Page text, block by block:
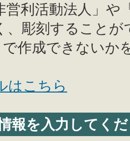
営利活動法人」
、彫刻すること
で作成できない
はこちら
報を入力してく